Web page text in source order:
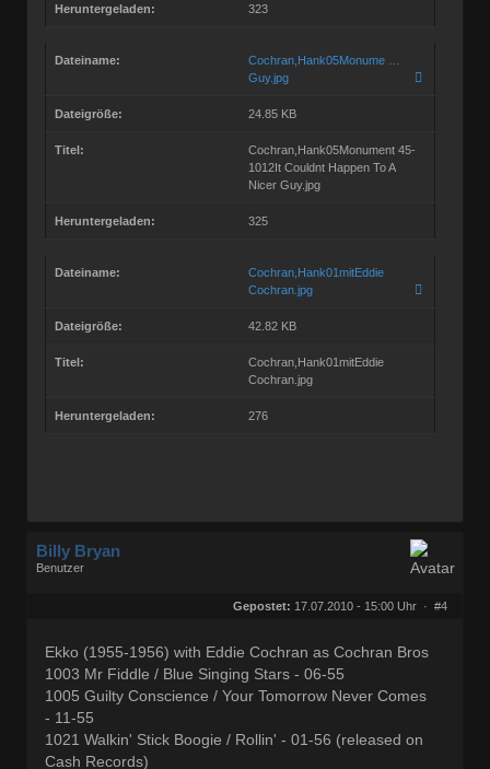
Heruntergeladen: 323
Dateiname:
Cochran,Hank05Monume …
Guy.jpg
Dateigröße: 24.85 KB
Titel:
Cochran,Hank05Monument 45-
1012It Couldnt Happen To A
Nicer Guy.jpg
Heruntergeladen: 325
Dateiname:
Cochran,Hank01mitEddie
Cochran.jpg
Dateigröße: 42.82 KB
Titel:
Cochran,Hank01mitEddie
Cochran.jpg
Heruntergeladen: 276
Billy Bryan
Benutzer
Gepostet: 17.07.2010 - 15:00 Uhr · #4
Ekko (1955-1956) with Eddie Cochran as Cochran Bros
1003 Mr Fiddle / Blue Singing Stars - 06-55
1005 Guilty Conscience / Your Tomorrow Never Comes
- 11-55
1021 Walkin' Stick Boogie / Rollin' - 01-56 (released on
Cash Records)